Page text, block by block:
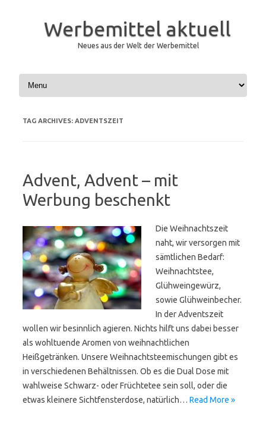
Werbemittel aktuell
Neues aus der Welt der Werbemittel
Skip to content
TAG ARCHIVES: ADVENTSZEIT
Advent, Advent – mit
Werbung beschenkt
Die Weihnachtszeit
naht, wir versorgen mit
sämtlichen Bedarf:
Weihnachtstee,
Glühweingewürz,
sowie Glühweinbecher.
In der Adventszeit
wollen wir besinnlich agieren. Nichts hilft uns dabei besser
als wohltuende Aromen von weihnachtlichen
Heißgetränken. Unsere Weihnachtsteemischungen gibt es
in verschiedenen Behältnissen. Ob es die Dual Dose mit
wahlweise Schwarz- oder Früchtetee sein soll, oder die
etwas kleinere Sichtfensterdose, natürlich… Read More »